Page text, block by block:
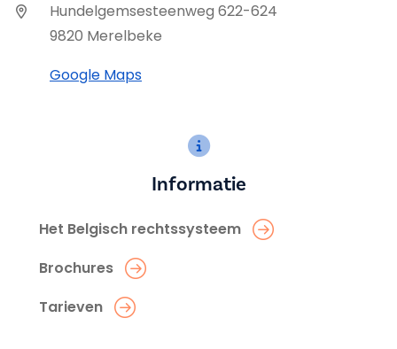
Hundelgemsesteenweg 622-624
9820 Merelbeke
Google Maps
Informatie
Het Belgisch rechtssysteem
Brochures
Tarieven